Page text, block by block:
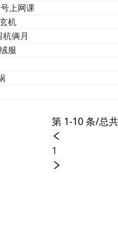
上网课
机
俩月
服
第 1-10 条/总
1